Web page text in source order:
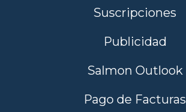
Suscripciones
Publicidad
Salmon Outlook
Pago de Facturas